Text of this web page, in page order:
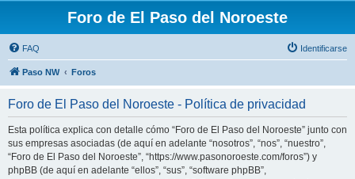
Foro de El Paso del Noroeste
FAQ Identificarse
Paso NW Foros
Foro de El Paso del Noroeste - Política de privacidad
Esta política explica con detalle cómo “Foro de El Paso del Noroeste” junto con
sus empresas asociadas (de aquí en adelante “nosotros”, “nos”, “nuestro”,
“Foro de El Paso del Noroeste”, “https://www.pasonoroeste.com/foros”) y
phpBB (de aquí en adelante “ellos”, “sus”, “software phpBB”,